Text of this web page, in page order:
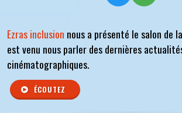
Ezras inclusion nous a présenté le salon de
est venu nous parler des dernières
cinématographiques.
ÉCOUTEZ